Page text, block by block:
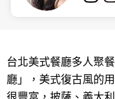
台北美式餐廳多人聚
廳」，美式復古風的